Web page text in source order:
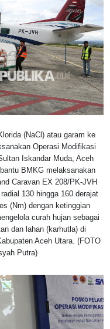
(NaCl) atau garam ke
Operasi Modifikasi
Iskandar Muda, Aceh
BMKG melaksanakan
Caravan EX 208/PK-JVH
130 hingga 160 derajat
(Nm) dengan ketinggian
curah hujan sebagai
dan lahan (karhutla) di
Aceh Utara. (FOTO
Putra)